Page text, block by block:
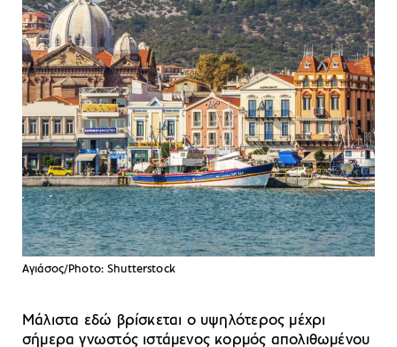
Αγιάσος/Photo: Shutterstock
Μάλιστα εδώ βρίσκεται ο υψηλότερος μέχρι
σήμερα γνωστός ιστάμενος κορμός απολιθωμένου